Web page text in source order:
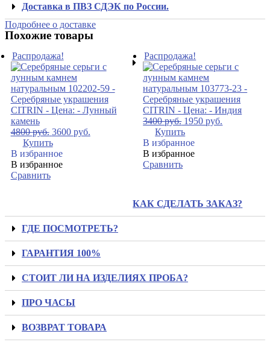
Доставка в ПВЗ СДЭК по России.
Подробнее о доставке
Похожие товары
Распродажа!
4800руб. 3600 руб.
Купить
В избранное
В избранное
Сравнить
Распродажа!
3400руб. 1950руб.
Купить
В избранное
В избранное
Сравнить
КАК СДЕЛАТЬ ЗАКАЗ?
ГДЕ ПОСМОТРЕТЬ?
ГАРАНТИЯ 100%
СТОИТ ЛИ НА ИЗДЕЛИЯХ ПРОБА?
ПРО ЧАСЫ
ВОЗВРАТ ТОВАРА